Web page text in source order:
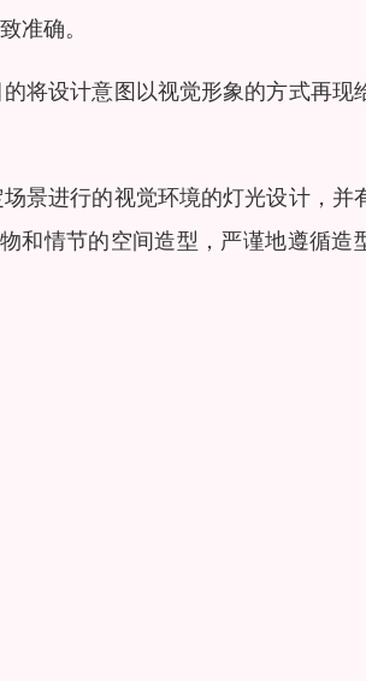
准确。
将设计意图以视觉形象的方式再现
景进行的视觉环境的灯光设计，并
和情节的空间造型，严谨地遵循造